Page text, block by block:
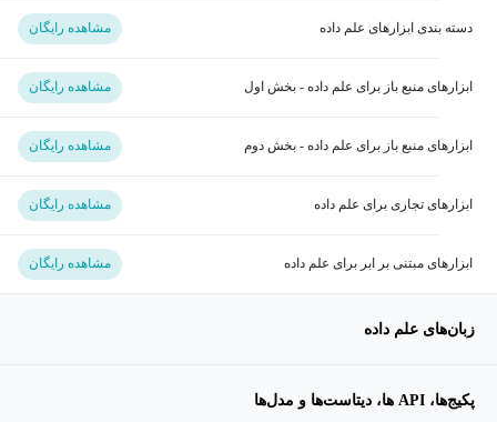
دسته بندی ابزارهای علم داده مشاهده رایگان
ابزارهای منبع باز برای علم داده - بخش اول مشاهده رایگان
ابزارهای منبع باز برای علم داده - بخش دوم مشاهده رایگان
ابزارهای تجاری برای علم داده مشاهده رایگان
ابزارهای مبتنی بر ابر برای علم داده مشاهده رایگان
زبان‌های علم داده
پکیج‌ها، API ها، دیتاست‌ها و مدل‌ها